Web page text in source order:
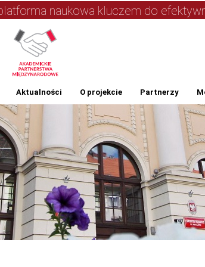
naukowa kluczem do
Aktualności O projekcie Partnerzy